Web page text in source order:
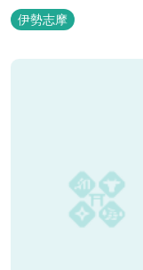
convenience, ATM
be available at Todaya
伊勢志摩